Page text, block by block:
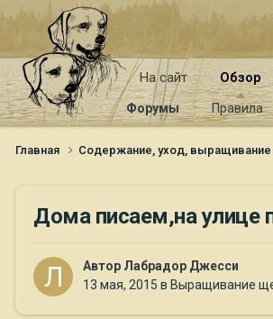
На сайт Обзор
Форумы Правила
Главная Содержание, уход, выращивание
Дома писаем,на улице
Автор Лабрадор Джесси
13 мая, 2015 в Выращивание